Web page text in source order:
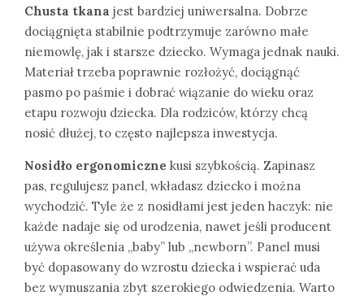
Chusta tkana jest bardziej uniwersalna. Dobrze
dociągnięta stabilnie podtrzymuje zarówno małe
niemowlę, jak i starsze dziecko. Wymaga jednak nauki.
Materiał trzeba poprawnie rozłożyć, dociągnąć
pasmo po paśmie i dobrać wiązanie do wieku oraz
etapu rozwoju dziecka. Dla rodziców, którzy chcą
nosić dłużej, to często najlepsza inwestycja.
Nosidło ergonomiczne kusi szybkością. Zapinasz
pas, regulujesz panel, wkładasz dziecko i można
wychodzić. Tyle że z nosidłami jest jeden haczyk: nie
każde nadaje się od urodzenia, nawet jeśli producent
używa określenia „baby” lub „newborn”. Panel musi
być dopasowany do wzrostu dziecka i wspierać uda
bez wymuszania zbyt szerokiego odwiedzenia. Warto